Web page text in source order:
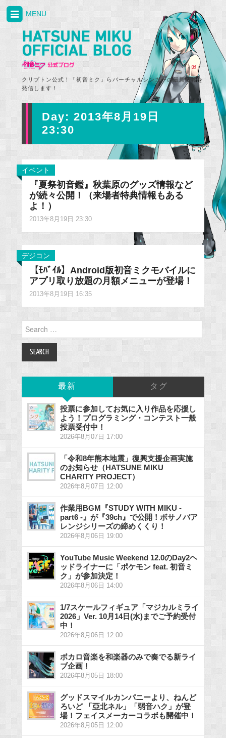
クリプトン公式！「初音ミク」らバーチャルシンガーの最新情報を
発信します！
MENU
Day: 2013年8月19日
23:30
イベント
『夏祭初音鑑』秋葉原のグッズ情報など
が続々公開！（来場者特典情報もある
よ！）
2013年8月19日 23:30
デジコン
【ﾓﾊﾞｲﾙ】Android版初音ミクモバイルに
アプリ取り放題の月額メニューが登場！
2013年8月19日 16:35
Search
for:
最新 タグ
投票に参加してお気に入り作品を応援し
よう！プログラミング・コンテスト一般
投票受付中！
2026年8月07日 17:00
「令和8年熊本地震」復興支援企画実施
のお知らせ（HATSUNE MIKU
CHARITY PROJECT）
2026年8月07日 12:00
作業用BGM『STUDY WITH MIKU -
part6 -』が『39ch』で公開！ボサノバア
レンジシリーズの締めくくり！
2026年8月06日 19:00
YouTube Music Weekend 12.0のDay2ヘ
ッドライナーに「ポケモン feat. 初音ミ
ク」が参加決定！
2026年8月06日 14:00
1/7スケールフィギュア「マジカルミライ
2026」Ver. 10月14日(水)までご予約受付
中！
2026年8月06日 12:00
ボカロ音楽を和楽器のみで奏でる新ライ
ブ企画！
2026年8月05日 18:00
グッドスマイルカンパニーより、ねんど
ろいど 「亞北ネル」「弱音ハク」が登
場！フェイスメーカーコラボも開催中！
2026年8月05日 12:00